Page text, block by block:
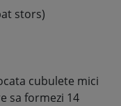
stors)
cubulete mici
sa formezi 14